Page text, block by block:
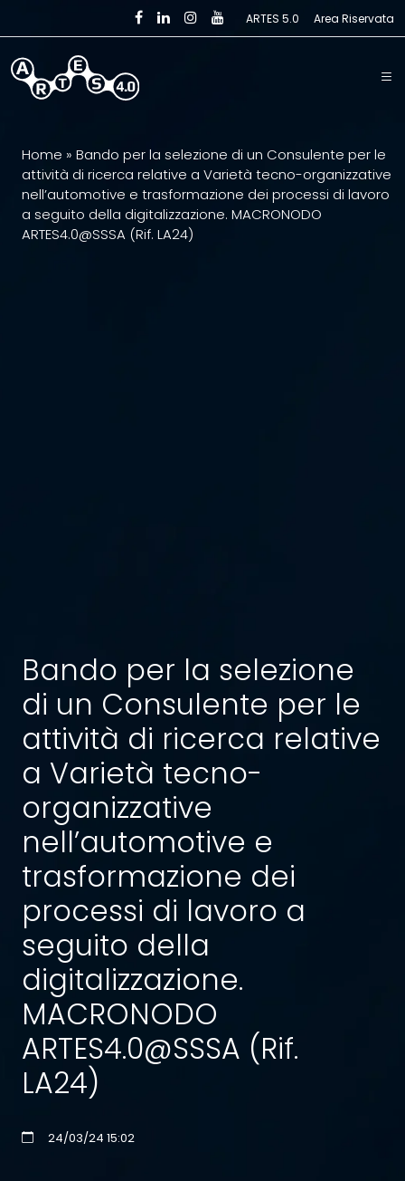
Skip to main content ARTES 5.0 Area Riservata
Home » Bando per la selezione di un Consulente per le
attività di ricerca relative a Varietà tecno-organizzative
nell’automotive e trasformazione dei processi di lavoro
a seguito della digitalizzazione. MACRONODO
ARTES4.0@SSSA (Rif. LA24)
Bando per la selezione
di un Consulente per le
attività di ricerca relative
a Varietà tecno-
organizzative
nell’automotive e
trasformazione dei
processi di lavoro a
seguito della
digitalizzazione.
MACRONODO
ARTES4.0@SSSA (Rif.
LA24)
24/03/24 15:02